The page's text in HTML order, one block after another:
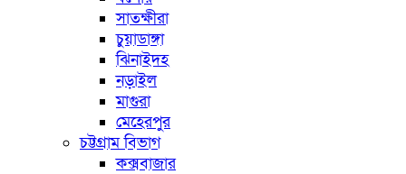
সাতক্ষীরা
চুয়াডাঙ্গা
ঝিনাইদহ
নড়াইল
মাগুরা
মেহেরপুর
চট্টগ্রাম বিভাগ
কক্সবাজার